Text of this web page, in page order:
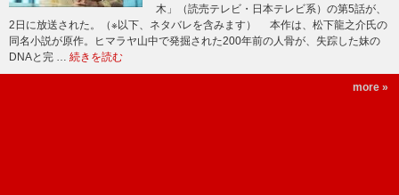
木」（読売テレビ・日本テレビ系）の第5話が、
2日に放送された。（※以下、ネタバレを含みます） 本作は、松下龍之介氏の
同名小説が原作。ヒマラヤ山中で発掘された200年前の人骨が、失踪した妹の
DNAと完 … 続きを読む
more »